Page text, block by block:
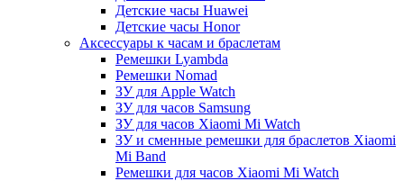
Детские часы Huawei
Детские часы Honor
Аксессуары к часам и браслетам
Ремешки Lyambda
Ремешки Nomad
ЗУ для Apple Watch
ЗУ для часов Samsung
ЗУ для часов Xiaomi Mi Watch
ЗУ и сменные ремешки для браслетов Xiaomi
Mi Band
Ремешки для часов Xiaomi Mi Watch